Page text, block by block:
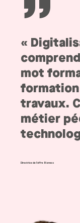
”
«
mot
formation
travaux.
métier
Directrice de l'offre Bizness